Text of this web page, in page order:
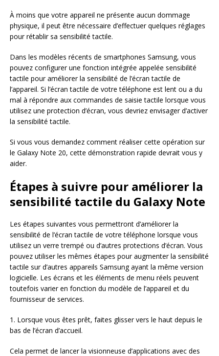
À moins que votre appareil ne présente aucun dommage
physique, il peut être nécessaire d’effectuer quelques réglages
pour rétablir sa sensibilité tactile.
Dans les modèles récents de smartphones Samsung, vous
pouvez configurer une fonction intégrée appelée sensibilité
tactile pour améliorer la sensibilité de l’écran tactile de
l’appareil. Si l’écran tactile de votre téléphone est lent ou a du
mal à répondre aux commandes de saisie tactile lorsque vous
utilisez une protection d’écran, vous devriez envisager d’activer
la sensibilité tactile.
Si vous vous demandez comment réaliser cette opération sur
le Galaxy Note 20, cette démonstration rapide devrait vous y
aider.
Étapes à suivre pour améliorer la
sensibilité tactile du Galaxy Note
Les étapes suivantes vous permettront d’améliorer la
sensibilité de l’écran tactile de votre téléphone lorsque vous
utilisez un verre trempé ou d’autres protections d’écran. Vous
pouvez utiliser les mêmes étapes pour augmenter la sensibilité
tactile sur d’autres appareils Samsung ayant la même version
logicielle. Les écrans et les éléments de menu réels peuvent
toutefois varier en fonction du modèle de l’appareil et du
fournisseur de services.
1. Lorsque vous êtes prêt, faites glisser vers le haut depuis le
bas de l’écran d’accueil.
Cela permet de lancer la visionneuse d’applications avec des